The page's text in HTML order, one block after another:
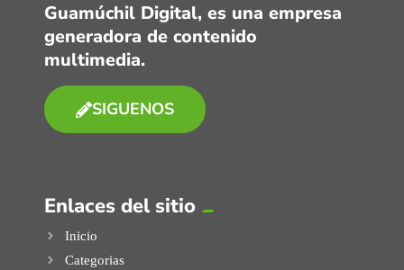
Guamúchil Digital, es una empresa
generadora de contenido
multimedia.
SIGUENOS
Enlaces del sitio
Inicio
Categorias